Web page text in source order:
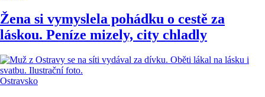
Žena si vymyslela pohádku o cestě za
láskou. Peníze mizely, city chladly
Ostravsko